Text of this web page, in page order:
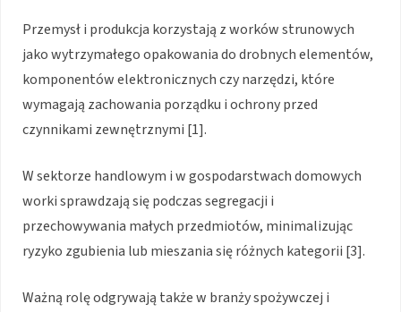
Przemysł i produkcja korzystają z worków strunowych
jako wytrzymałego opakowania do drobnych elementów,
komponentów elektronicznych czy narzędzi, które
wymagają zachowania porządku i ochrony przed
czynnikami zewnętrznymi [1].
W sektorze handlowym i w gospodarstwach domowych
worki sprawdzają się podczas segregacji i
przechowywania małych przedmiotów, minimalizując
ryzyko zgubienia lub mieszania się różnych kategorii [3].
Ważną rolę odgrywają także w branży spożywczej i